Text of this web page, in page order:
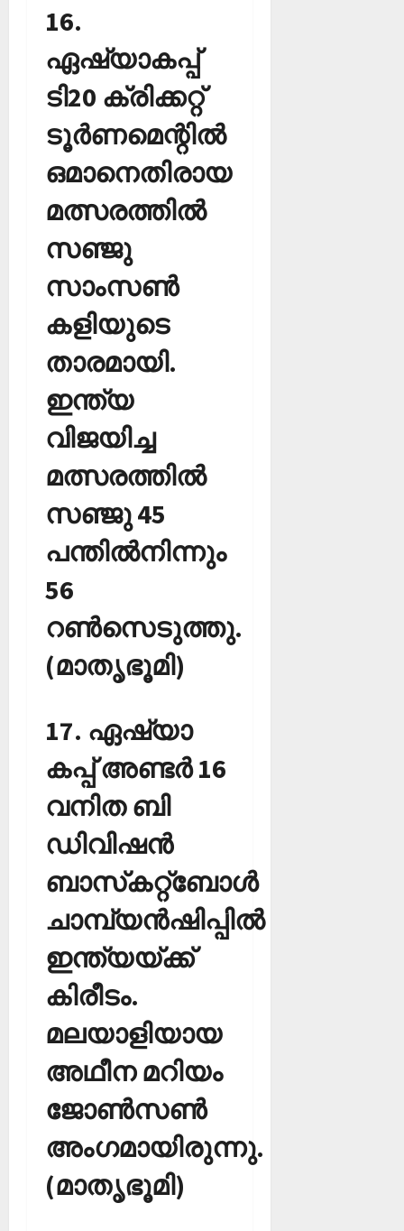
16.
ഏഷ്യാകപ്പ്
ടി20 ക്രിക്കറ്റ്
ടൂര്‍ണമെന്റില്‍
ഒമാനെതിരായ
മത്സരത്തില്‍
സഞ്ജു
സാംസണ്‍
കളിയുടെ
താരമായി.
ഇന്ത്യ
വിജയിച്ച
മത്സരത്തില്‍
സഞ്ജു 45
പന്തില്‍നിന്നും
56
റണ്‍സെടുത്തു.
(മാതൃഭൂമി)
17. ഏഷ്യാ
കപ്പ് അണ്ടര്‍ 16
വനിത ബി
ഡിവിഷന്‍
ബാസ്‌കറ്റ്‌ബോള്‍
ചാമ്പ്യന്‍ഷിപ്പില്‍
ഇന്ത്യയ്ക്ക്
കിരീടം.
മലയാളിയായ
അഥീന മറിയം
ജോണ്‍സണ്‍
അംഗമായിരുന്നു.
(മാതൃഭൂമി)